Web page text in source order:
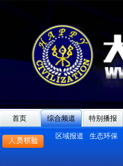
首页 综合频道 特别播报
区域报道 生态环保